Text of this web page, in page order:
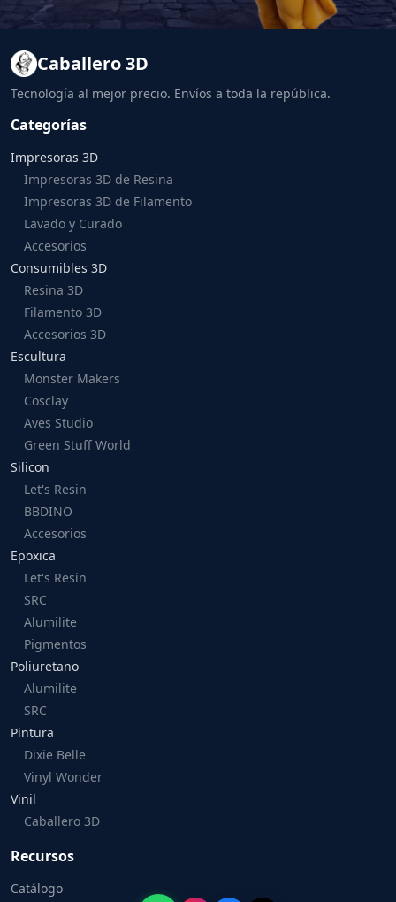
Caballero 3D
Tecnología al mejor precio. Envíos a toda la república.
Categorías
Impresoras 3D
Impresoras 3D de Resina
Impresoras 3D de Filamento
Lavado y Curado
Accesorios
Consumibles 3D
Resina 3D
Filamento 3D
Accesorios 3D
Escultura
Monster Makers
Cosclay
Aves Studio
Green Stuff World
Silicon
Let's Resin
BBDINO
Accesorios
Epoxica
Let's Resin
SRC
Alumilite
Pigmentos
Poliuretano
Alumilite
SRC
Pintura
Dixie Belle
Vinyl Wonder
Vinil
Caballero 3D
Recursos
Catálogo